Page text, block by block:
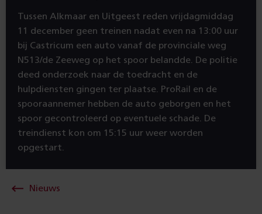
Tussen Alkmaar en Uitgeest reden vrijdagmiddag
11 december geen treinen nadat even na 13:00 uur
bij Castricum een auto vanaf de provinciale weg
N513/de Zeeweg op het spoor belandde. De politie
deed onderzoek naar de toedracht en de
hulpdiensten gingen ter plaatse. ProRail en de
spooraannemer hebben de auto geborgen en het
spoor gecontroleerd op eventuele schade. De
treindienst kon om 15:15 uur weer worden
opgestart.
Nieuws